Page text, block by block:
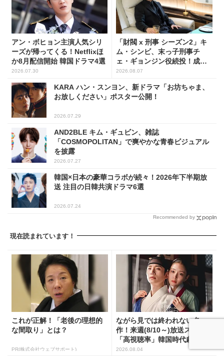
アン・ボヒョン主演人気シリ
ーズが帰ってくる！Netflixほ
か8月配信開始 韓国ドラマ4選
2026.07.30
「財閥 x 刑事 シーズン2」キ
ム・シンビ、末っ子刑事チ
ェ・ギョンジン役続投！成長
した姿に注目
2026.08.07
KARA ハン・スンヨン、新ドラマ「お坊ちゃま、
お放しください」ポスター公開！
2026.07.29
AND2BLE キム・ギュビン、雑誌
「COSMOPOLITAN」で爽やかな青春ビジュアル
を披露
2026.07.27
韓国×日本の豪華コラボが続々！2026年下半期放
送 注目の日韓共演ドラマ6選
2026.07.24
Recommended by
現在読まれています！
これが正解！「老後の理想的
な間取り」とは？
PR(株式会社ウェブサポート)
ながら見では終われない名
作！来週(8/10～)放送スタート
「高視聴率」韓国時代劇...
2026.08.04